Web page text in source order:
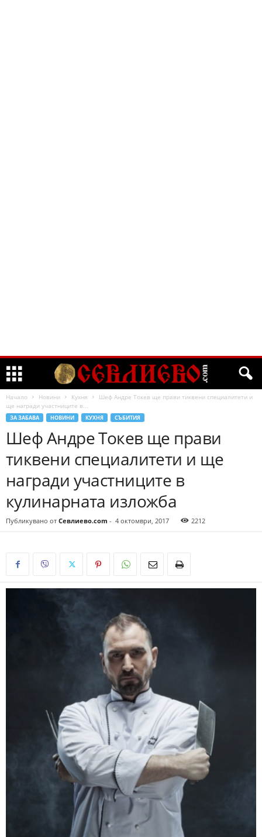
Начало Новини Кухня
Шеф Андре Токев ще прави тиквени специалитети и
ще награди участниците в...
ЗА ЗАБАВА НОВИНИ КУХНЯ СЪБИТИЯ
Шеф Андре Токев ще прави
тиквени специалитети и ще
награди участниците в
кулинарната изложба
Публикувано от Севлиево.com - 4 октомври, 2017 2212